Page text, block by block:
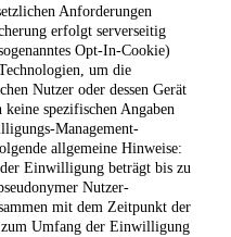
Anforderungen
erfolgt serverseitig
Opt-In-Cookie)
um die
Nutzer oder dessen Gerät
spezifischen Angaben
Management-
allgemeine Hinweise:
Einwilligung beträgt bis zu
Nutzer-
mit dem Zeitpunkt der
Umfang der Einwilligung